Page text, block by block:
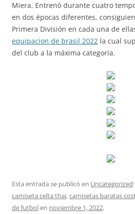
Miera. Entrenó durante cuatro
en dos épocas diferentes,
Primera División en cada una de
equipacion de brasil 2022 la cual
del club a la máxima categoría.
Esta entrada se publicó en Uncategorized
camiseta celta thai,camisetas baratas
de futbolen noviembre 1, 2022.